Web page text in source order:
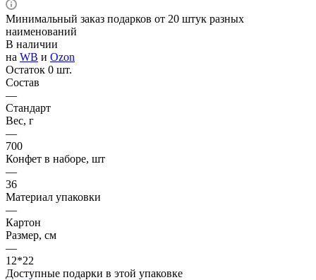
Минимальный заказ подарков от 20 штук разных
наименований
В наличии
на WB и Ozon
Остаток 0 шт.
Состав
—
Стандарт
Вес, г
—
700
Конфет в наборе, шт
—
36
Материал упаковки
—
Картон
Размер, см
—
12*22
Доступные подарки в этой упаковке